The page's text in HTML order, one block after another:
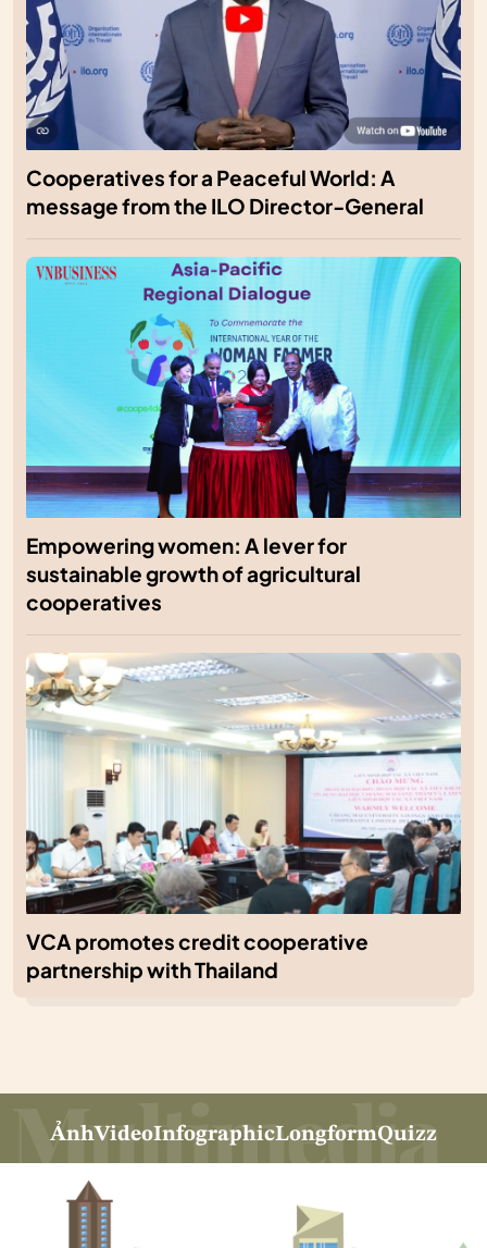
Cooperatives for a Peaceful World: A
message from the ILO Director-General
Empowering women: A lever for
sustainable growth of agricultural
cooperatives
VCA promotes credit cooperative
partnership with Thailand
ẢnhVideoInfographicLongformQuizz